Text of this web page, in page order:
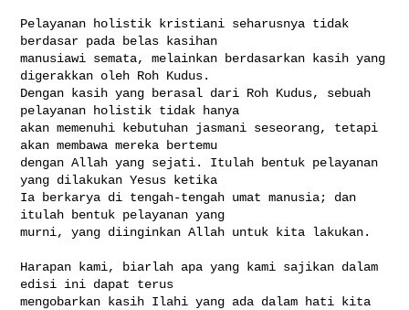
Pelayanan holistik kristiani seharusnya tidak
berdasar pada belas kasihan
manusiawi semata, melainkan berdasarkan kasih yang
digerakkan oleh Roh Kudus.
Dengan kasih yang berasal dari Roh Kudus, sebuah
pelayanan holistik tidak hanya
akan memenuhi kebutuhan jasmani seseorang, tetapi
akan membawa mereka bertemu
dengan Allah yang sejati. Itulah bentuk pelayanan
yang dilakukan Yesus ketika
Ia berkarya di tengah-tengah umat manusia; dan
itulah bentuk pelayanan yang
murni, yang diinginkan Allah untuk kita lakukan.
Harapan kami, biarlah apa yang kami sajikan dalam
edisi ini dapat terus
mengobarkan kasih Ilahi yang ada dalam hati kita